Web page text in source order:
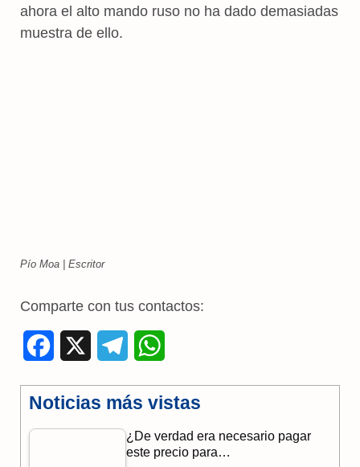
ahora el alto mando ruso no ha dado demasiadas
muestra de ello.
Pío Moa | Escritor
Comparte con tus contactos:
c l
e
a
t
Noticias más vistas
¿De verdad era necesario pagar
este precio para…